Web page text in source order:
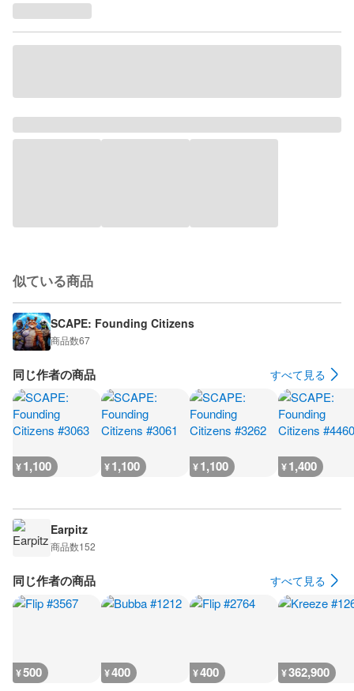
似ている商品
SCAPE: Founding Citizens
商品数67
同じ作者の商品 すべて見る
¥1,100 ¥1,100 ¥1,100 ¥1,400
Earpitz
商品数152
同じ作者の商品 すべて見る
¥500 ¥400 ¥400 ¥362,900